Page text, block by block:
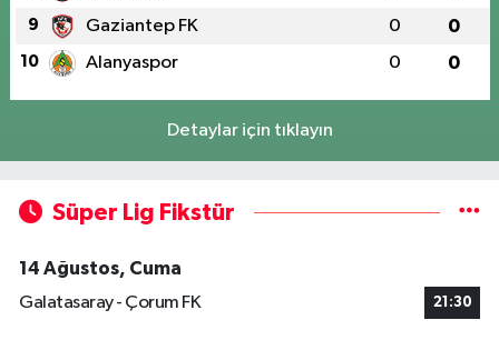
9 Gaziantep FK 0 0
10 Alanyaspor 0 0
Detaylar için tıklayın
Süper Lig Fikstür
14 Ağustos, Cuma
Galatasaray - Çorum FK
21:30